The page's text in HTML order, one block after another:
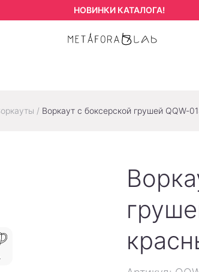
НОВИНКИ КАТАЛОГА!
/ Воркаут с боксерской грушей QQW-